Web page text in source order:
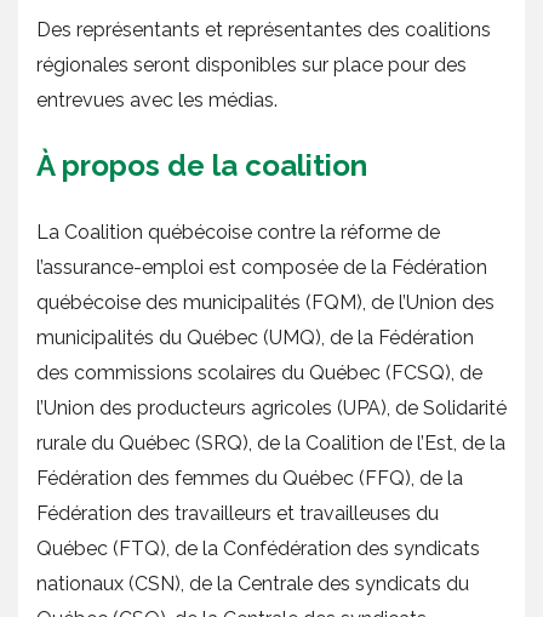
Des représentants et représentantes des coalitions
régionales seront disponibles sur place pour des
entrevues avec les médias.
À propos de la coalition
La Coalition québécoise contre la réforme de
l’assurance-emploi est composée de la Fédération
québécoise des municipalités (FQM), de l’Union des
municipalités du Québec (UMQ), de la Fédération
des commissions scolaires du Québec (FCSQ), de
l’Union des producteurs agricoles (UPA), de Solidarité
rurale du Québec (SRQ), de la Coalition de l’Est, de la
Fédération des femmes du Québec (FFQ), de la
Fédération des travailleurs et travailleuses du
Québec (FTQ), de la Confédération des syndicats
nationaux (CSN), de la Centrale des syndicats du